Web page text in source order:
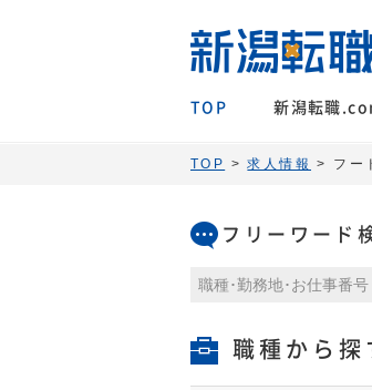
TOP 新潟転職
TOP >求人情報 > フー
フリーワード
職種から探